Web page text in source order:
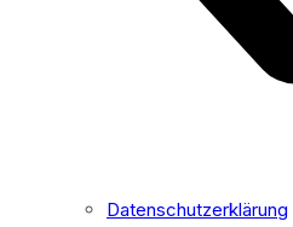
Datenschutzerklärung